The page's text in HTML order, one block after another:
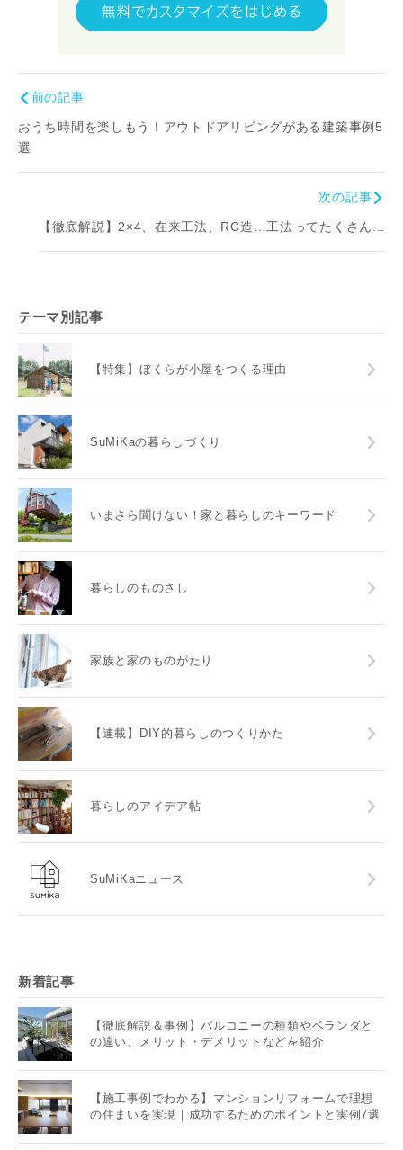
前の記事
おうち時間を楽しもう！アウトドアリビングがある建築事例5
選
次の記事
【徹底解説】2×4、在来工法、RC造…工法ってたくさん...
テーマ別記事
【特集】ぼくらが小屋をつくる理由
SuMiKaの暮らしづくり
いまさら聞けない！家と暮らしのキーワード
暮らしのものさし
家族と家のものがたり
【連載】DIY的暮らしのつくりかた
暮らしのアイデア帖
SuMiKaニュース
新着記事
【徹底解説＆事例】バルコニーの種類やベランダと
の違い、メリット・デメリットなどを紹介
【施工事例でわかる】マンションリフォームで理想
の住まいを実現｜成功するためのポイントと実例7選